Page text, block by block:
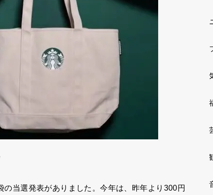
当選発表がありました。今年は、昨年より300円